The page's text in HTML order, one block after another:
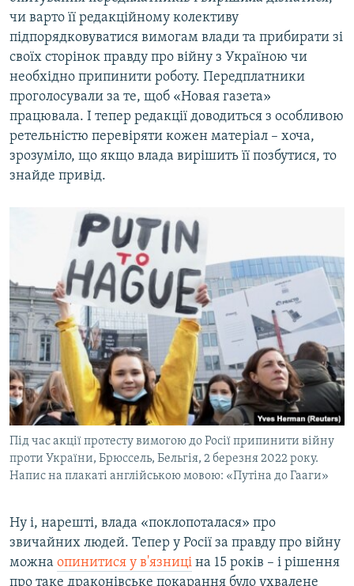
чи варто її редакційному колективу
підпорядковуватися вимогам влади та прибирати зі
своїх сторінок правду про війну з Україною чи
необхідно припинити роботу. Передплатники
проголосували за те, щоб «Новая газета»
працювала. І тепер редакції доводиться з особливою
ретельністю перевіряти кожен матеріал – хоча,
зрозуміло, що якщо влада вирішить її позбутися, то
знайде привід.
Під час акції протесту вимогою до Росії припинити війну
проти України, Брюссель, Бельгія, 2 березня 2022 року.
Напис на плакаті англійською мовою: «Путіна до Гааги»
Ну і, нарешті, влада «поклопоталася» про
звичайних людей. Тепер у Росії за правду про війну
можна опинитися у в'язниці на 15 років – і рішення
про таке драконівське покарання було ухвалене